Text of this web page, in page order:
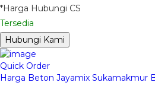
*Harga Hubungi CS
Tersedia
Hubungi Kami
Quick Order
Harga Beton Jayamix Sukamakmur